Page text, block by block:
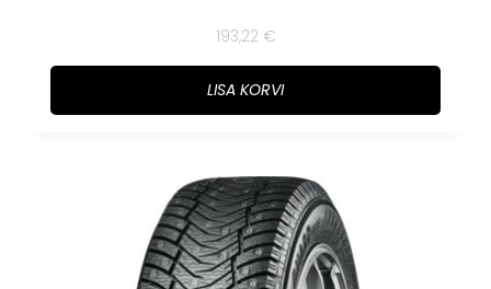
193,22 €
LISA KORVI